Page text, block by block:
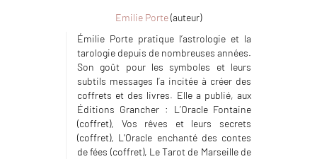
Emilie Porte(auteur)
Émilie Porte pratique l’astrologie et la
tarologie depuis de nombreuses années.
Son goût pour les symboles et leurs
subtils messages l’a incitée à créer des
coffrets et des livres. Elle a publié, aux
Éditions Grancher : L’Oracle Fontaine
(coffret), Vos rêves et leurs secrets
(coffret), L'Oracle enchanté des contes
de fées (coffret), Le Tarot de Marseille de